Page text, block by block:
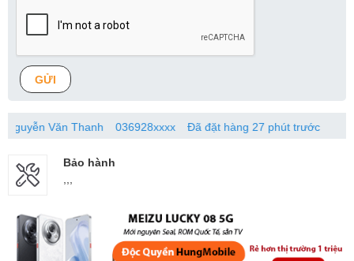
GỬI
Văn Thanh 036928xxxx Đã đặt hàng 27 phút trước
Bảo hành